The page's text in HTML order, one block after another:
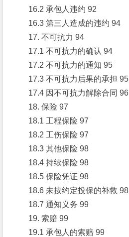
16.2 承包人违约 92
16.3 第三人造成的违约 94
17. 不可抗力 94
17.1 不可抗力的确认 94
17.2 不可抗力的通知 95
17.3 不可抗力后果的承担 95
17.4 因不可抗力解除合同 96
18. 保险 97
18.1 工程保险 97
18.2 工伤保险 97
18.3 其他保险 98
18.4 持续保险 98
18.5 保险凭证 98
18.6 未按约定投保的补救 98
18.7 通知义务 99
19. 索赔 99
19.1 承包人的索赔 99